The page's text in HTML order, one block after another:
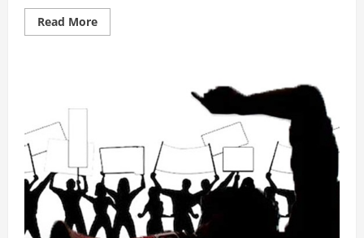
Read MoreRead
more
Kemakmuran,Kepala
Pembangunan
Prof
Soemitro